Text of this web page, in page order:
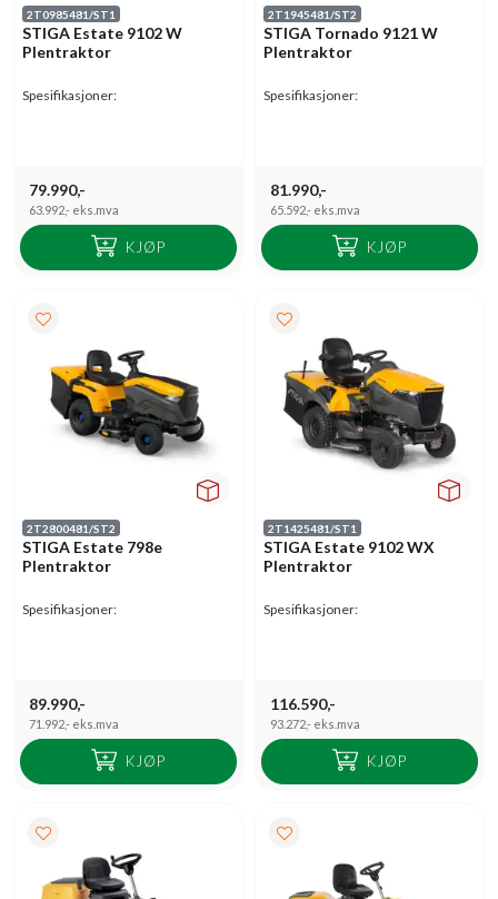
2T0985481/ST1
STIGA Estate 9102 W
Plentraktor
Spesifikasjoner:
79.990,-
63.992,- eks.mva
KJØP
2T1945481/ST2
STIGA Tornado 9121 W
Plentraktor
Spesifikasjoner:
81.990,-
65.592,- eks.mva
KJØP
2T2800481/ST2
STIGA Estate 798e
Plentraktor
Spesifikasjoner:
89.990,-
71.992,- eks.mva
KJØP
2T1425481/ST1
STIGA Estate 9102 WX
Plentraktor
Spesifikasjoner:
116.590,-
93.272,- eks.mva
KJØP